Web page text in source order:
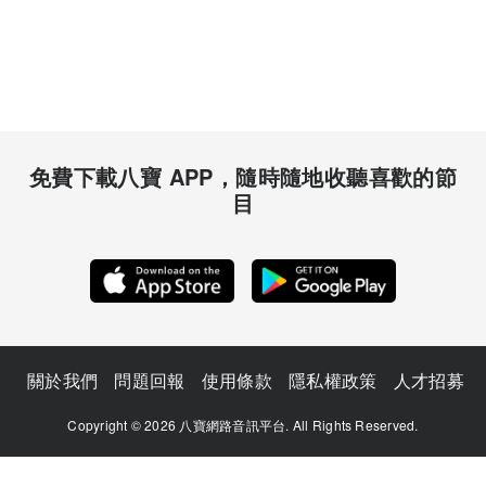
免費下載八寶 APP，隨時隨地收聽喜歡的節
目
關於我們 問題回報 使用條款 隱私權政策 人才招募
Copyright © 2026 八寶網路音訊平台. All Rights Reserved.